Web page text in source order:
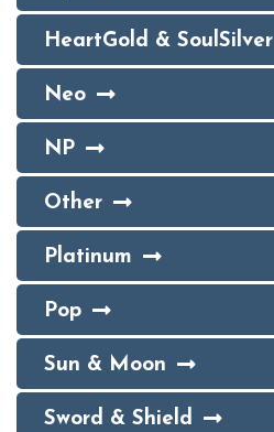
HeartGold & SoulSilver
Neo
NP
Other
Platinum
Pop
Sun & Moon
Sword & Shield